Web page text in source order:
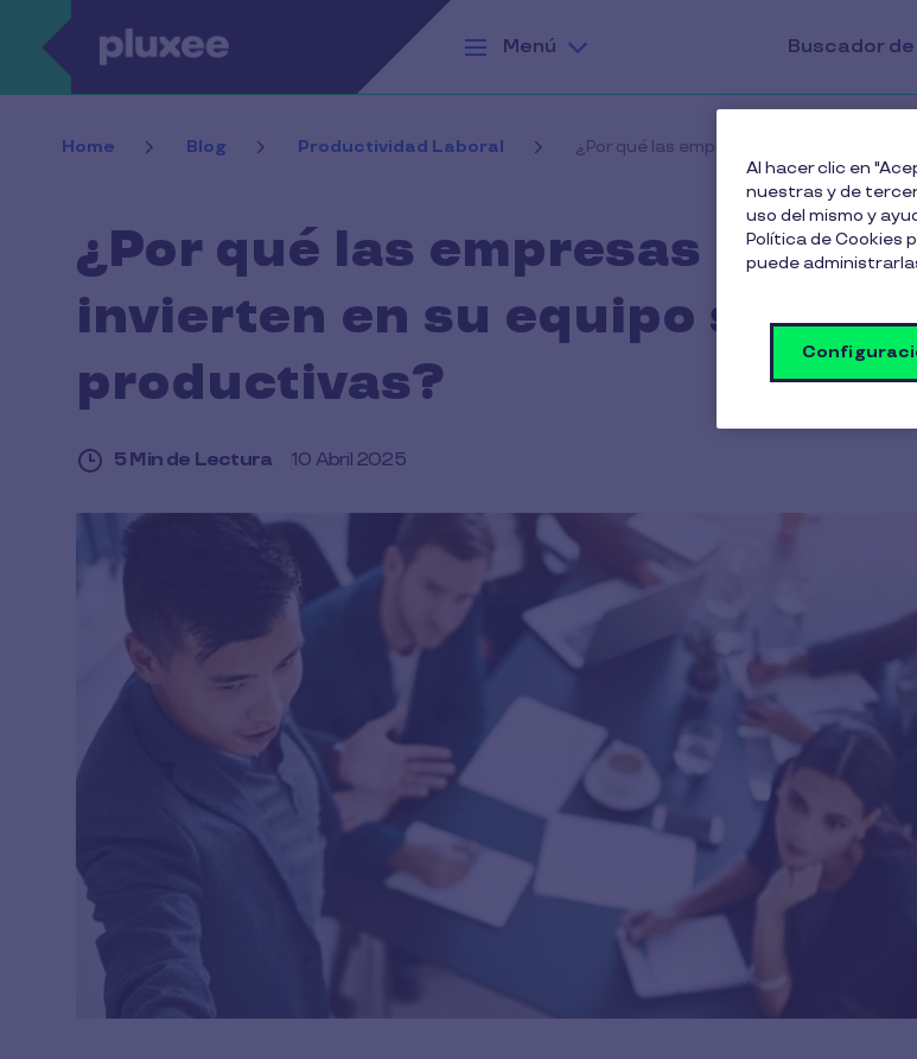
Pasar al contenido principal
Menú
Buscador
Home Blog Productividad Laboral ¿Por qué las empresas que invierten en
¿Por qué las empresas que
invierten en su equipo son
productivas?
5 Min de Lectura 10 Abril 2025
Al hacer clic en
nuestras y de
uso del mismo y
Política de Cookies
puede